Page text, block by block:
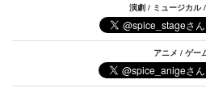
演劇 / ミュージカル
アニメ / ゲー